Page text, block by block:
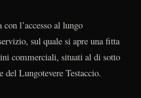
l’accesso al lungo
sul quale si apre una fitta
commerciali, situati al di sotto
del Lungotevere Testaccio.